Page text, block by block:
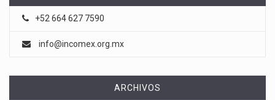
+52 664 627 7590
info@incomex.org.mx
ARCHIVOS